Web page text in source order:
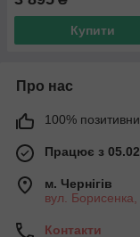
Купити
Про нас
100%
Працює з
м. Чернігів
вул. Борисенка,
Контакти